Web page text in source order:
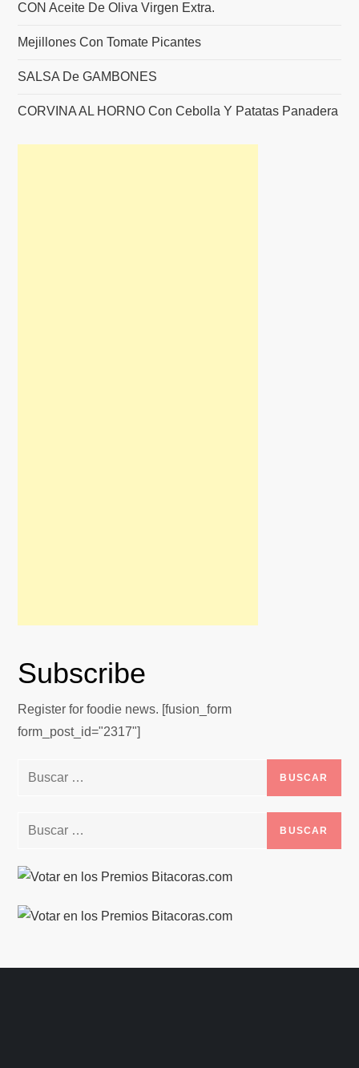
CON Aceite De Oliva Virgen Extra.
Mejillones Con Tomate Picantes
SALSA De GAMBONES
CORVINA AL HORNO Con Cebolla Y Patatas Panadera
Subscribe
Register for foodie news. [fusion_form
form_post_id="2317"]
Buscar:
Buscar: